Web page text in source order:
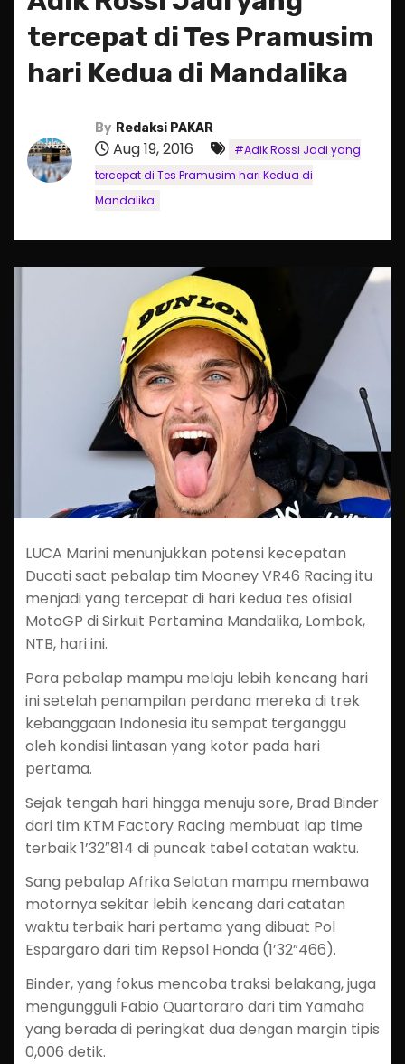
tercepat di Tes Pramusim
hari Kedua di Mandalika
By Redaksi PAKAR
Aug 19, 2016
#Adik Rossi Jadi yang
tercepat di Tes Pramusim hari Kedua di
Mandalika
LUCA Marini menunjukkan potensi kecepatan
Ducati saat pebalap tim Mooney VR46 Racing itu
menjadi yang tercepat di hari kedua tes ofisial
MotoGP di Sirkuit Pertamina Mandalika, Lombok,
NTB, hari ini.
Para pebalap mampu melaju lebih kencang hari
ini setelah penampilan perdana mereka di trek
kebanggaan Indonesia itu sempat terganggu
oleh kondisi lintasan yang kotor pada hari
pertama.
Sejak tengah hari hingga menuju sore, Brad Binder
dari tim KTM Factory Racing membuat lap time
terbaik 1’32″814 di puncak tabel catatan waktu.
Sang pebalap Afrika Selatan mampu membawa
motornya sekitar lebih kencang dari catatan
waktu terbaik hari pertama yang dibuat Pol
Espargaro dari tim Repsol Honda (1’32”466).
Binder, yang fokus mencoba traksi belakang, juga
mengungguli Fabio Quartararo dari tim Yamaha
yang berada di peringkat dua dengan margin tipis
0,006 detik.